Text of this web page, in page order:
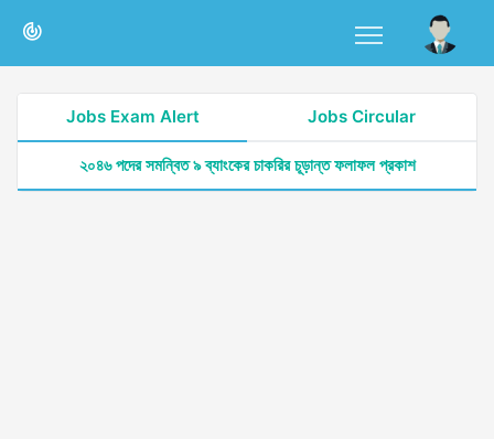
Jobs Exam Alert Jobs Circular
২০৪৬ পদের সমন্বিত ৯ ব্যাংকের চাকরির চূড়ান্ত ফলাফল প্রকাশ